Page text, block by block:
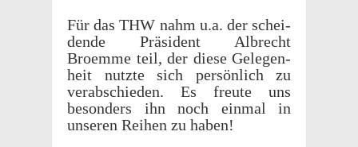
Für das THW nahm u.a. der schei­
dende Präsi­dent Albrecht
Broemme teil, der diese Gele­gen­
heit nutzte sich persön­lich zu
verab­schieden. Es freute uns
beson­ders ihn noch einmal in
unseren Reihen zu haben!